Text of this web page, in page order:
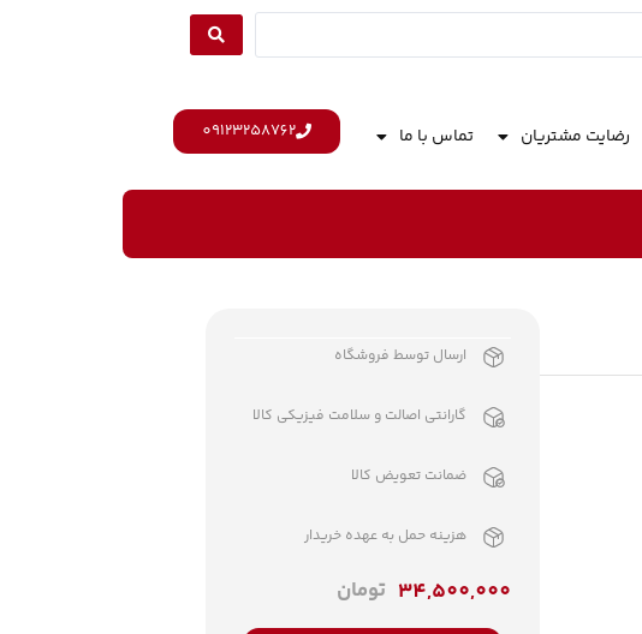
رضایت مشتریان تماس با ما 09123258762
ارسال توسط فروشگاه
گارانتی اصالت و سلامت فیزیکی کالا
ضمانت تعویض کالا
هزینه حمل به عهده خریدار
34,500,000 تومان